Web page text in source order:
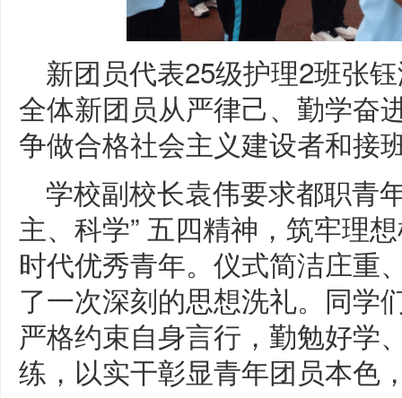
新团员代表25级护理2班张
全体新团员从严律己、勤学奋
争做合格社会主义建设者和接
学校副校长袁伟要求都职青
主、科学” 五四精神，筑牢理
时代优秀青年。仪式简洁庄重
了一次深刻的思想洗礼。同学
严格约束自身言行，勤勉好学
练，以实干彰显青年团员本色